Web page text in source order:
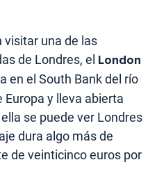
visitar una de las
de Londres, el London
en el South Bank del río
Europa y lleva abierta
se puede ver Londres
dura algo más de
de veinticinco euros por